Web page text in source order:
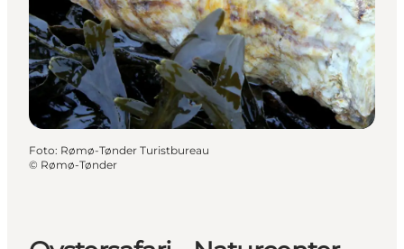
Foto: Rømø-Tønder Turistbureau
© Rømø-Tønder